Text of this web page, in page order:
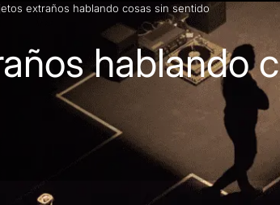
extraños hablando cosas sin sentido
hablando